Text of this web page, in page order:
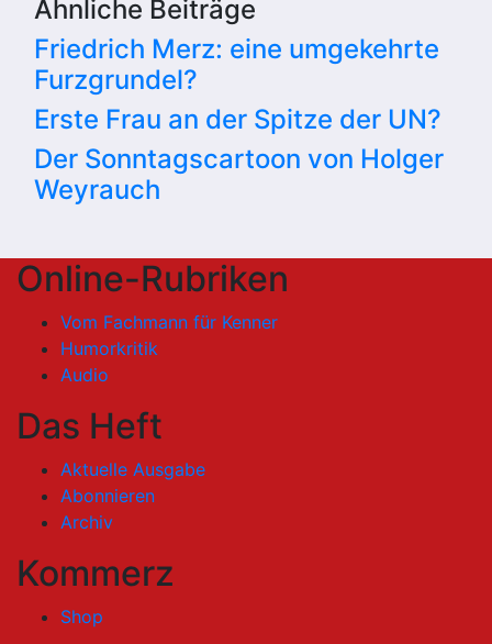
Ähnliche Beiträge
Friedrich Merz: eine umgekehrte
Furzgrundel?
Erste Frau an der Spitze der UN?
Der Sonntagscartoon von Holger
Weyrauch
Online-Rubriken
Vom Fachmann für Kenner
Humorkritik
Audio
Das Heft
Aktuelle Ausgabe
Abonnieren
Archiv
Kommerz
Shop